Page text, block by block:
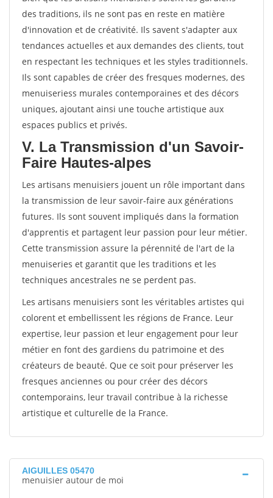
des traditions, ils ne sont pas en reste en matière
d'innovation et de créativité. Ils savent s'adapter aux
tendances actuelles et aux demandes des clients, tout
en respectant les techniques et les styles traditionnels.
Ils sont capables de créer des fresques modernes, des
menuiseriess murales contemporaines et des décors
uniques, ajoutant ainsi une touche artistique aux
espaces publics et privés.
V. La Transmission d'un Savoir-
Faire Hautes-alpes
Les artisans menuisiers jouent un rôle important dans
la transmission de leur savoir-faire aux générations
futures. Ils sont souvent impliqués dans la formation
d'apprentis et partagent leur passion pour leur métier.
Cette transmission assure la pérennité de l'art de la
menuiseries et garantit que les traditions et les
techniques ancestrales ne se perdent pas.
Les artisans menuisiers sont les véritables artistes qui
colorent et embellissent les régions de France. Leur
expertise, leur passion et leur engagement pour leur
métier en font des gardiens du patrimoine et des
créateurs de beauté. Que ce soit pour préserver les
fresques anciennes ou pour créer des décors
contemporains, leur travail contribue à la richesse
artistique et culturelle de la France.
AIGUILLES 05470
menuisier autour de moi